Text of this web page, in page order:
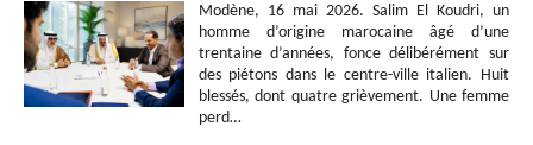
Modène, 16 mai 2026. Salim El Koudri, un
homme d’origine marocaine âgé d’une
trentaine d’années, fonce délibérément sur
des piétons dans le centre-ville italien. Huit
blessés, dont quatre grièvement. Une femme
perd…